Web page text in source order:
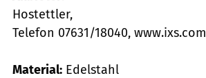
Hostettler,
Telefon 07631/18040, www.ixs.com
Material: Edelstahl